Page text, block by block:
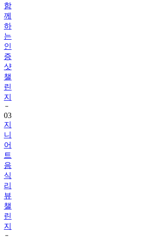
함
께
하
는
인
증
샷
챌
린
지
03
지
니
어
트
음
식
리
뷰
챌
린
지